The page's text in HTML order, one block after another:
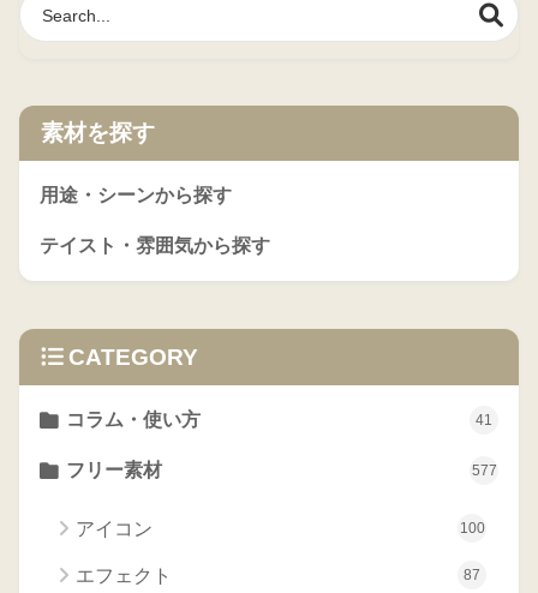
素材を探す
用途・シーンから探す
テイスト・雰囲気から探す
CATEGORY
コラム・使い方 41
フリー素材 577
アイコン 100
エフェクト 87